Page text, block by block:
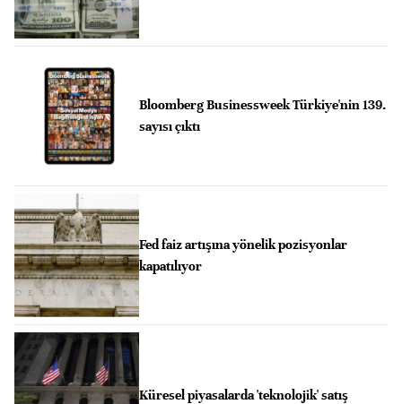
Bloomberg Businessweek Türkiye'nin 139.
sayısı çıktı
Fed faiz artışına yönelik pozisyonlar
kapatılıyor
Küresel piyasalarda 'teknolojik' satış